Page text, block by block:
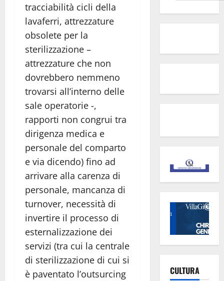
tracciabilità cicli della
lavaferri, attrezzature
obsolete per la
sterilizzazione –
attrezzature che non
dovrebbero nemmeno
trovarsi all’interno delle
sale operatorie -,
rapporti non congrui tra
dirigenza medica e
personale del comparto
e via dicendo) fino ad
arrivare alla carenza di
personale, mancanza di
turnover, necessità di
invertire il processo di
esternalizzazione dei
servizi (tra cui la centrale
di sterilizzazione di cui si
è paventato l’outsurcing
CULTURA